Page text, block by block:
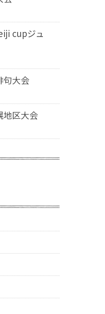
cupジュ
句大会
地区大会